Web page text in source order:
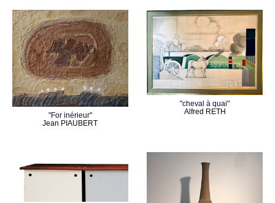
"For inérieur"
Jean PIAUBERT
"cheval à quai"
Alfred RETH